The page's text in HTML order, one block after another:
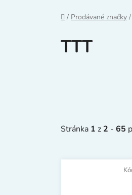
Domů
/ Prodávané značky /
TTT
Stránka 1 z 2 - 65
V